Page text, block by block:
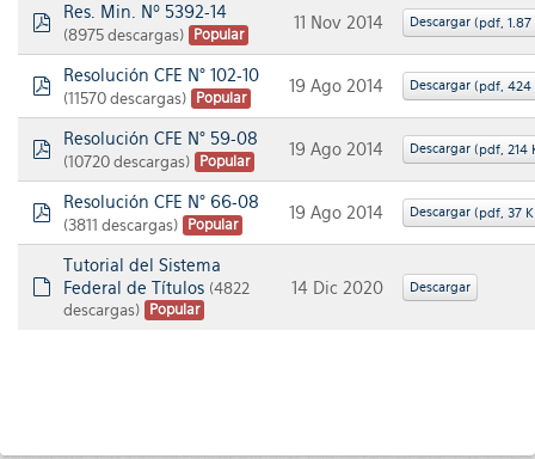
Res. Min. Nº 5392-14
(8975 descargas) Popular
11 Nov 2014 Descargar (pdf, 1.87
Resolución CFE N° 102-10
(11570 descargas) Popular
19 Ago 2014 Descargar (pdf, 424
Resolución CFE N° 59-08
(10720 descargas) Popular
19 Ago 2014 Descargar (pdf, 214
Resolución CFE N° 66-08
(3811 descargas) Popular
19 Ago 2014 Descargar (pdf, 37
default
Tutorial del Sistema
Federal de Títulos (4822
descargas)
Popular
14 Dic 2020 Descargar